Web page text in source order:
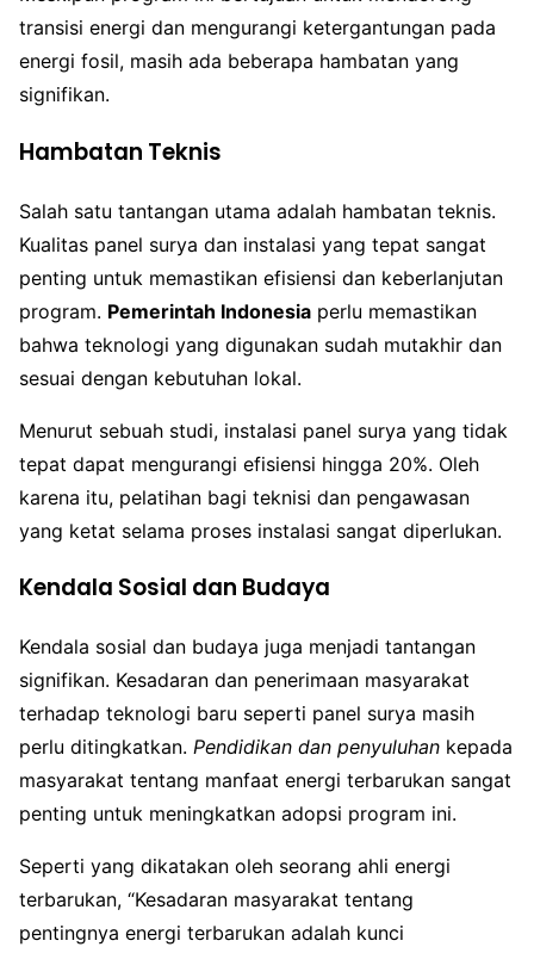
transisi energi dan mengurangi ketergantungan pada
energi fosil, masih ada beberapa hambatan yang
signifikan.
Hambatan Teknis
Salah satu tantangan utama adalah hambatan teknis.
Kualitas panel surya dan instalasi yang tepat sangat
penting untuk memastikan efisiensi dan keberlanjutan
program. Pemerintah Indonesia perlu memastikan
bahwa teknologi yang digunakan sudah mutakhir dan
sesuai dengan kebutuhan lokal.
Menurut sebuah studi, instalasi panel surya yang tidak
tepat dapat mengurangi efisiensi hingga 20%. Oleh
karena itu, pelatihan bagi teknisi dan pengawasan
yang ketat selama proses instalasi sangat diperlukan.
Kendala Sosial dan Budaya
Kendala sosial dan budaya juga menjadi tantangan
signifikan. Kesadaran dan penerimaan masyarakat
terhadap teknologi baru seperti panel surya masih
perlu ditingkatkan. Pendidikan dan penyuluhan kepada
masyarakat tentang manfaat energi terbarukan sangat
penting untuk meningkatkan adopsi program ini.
Seperti yang dikatakan oleh seorang ahli energi
terbarukan, “Kesadaran masyarakat tentang
pentingnya energi terbarukan adalah kunci